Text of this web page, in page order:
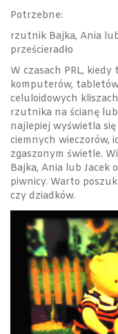
Potrzebne:
rzutnik Bajka, Ania
prześcieradło
W czasach PRL,
komputerów,
celuloidowych
rzutnika na ścianę lub
najlepiej wyświetla
ciemnych wieczorów,
zgaszonym świetle.
Bajka, Ania lub Jacek
piwnicy. Warto
czy dziadków.